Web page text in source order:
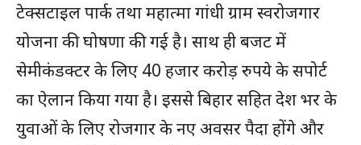
टेक्सटाइल पार्क तथा महात्मा गांधी ग्राम स्वरोजगार
योजना की घोषणा की गई है। साथ ही बजट में
सेमीकंडक्टर के लिए 40 हजार करोड़ रुपये के सपोर्ट
का ऐलान किया गया है। इससे बिहार सहित देश भर के
युवाओं के लिए रोजगार के नए अवसर पैदा होंगे और